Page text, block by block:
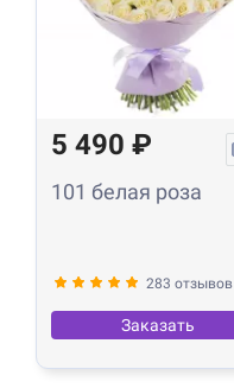
5 490 ₽
101 белая роза
283 отзывов
Заказать